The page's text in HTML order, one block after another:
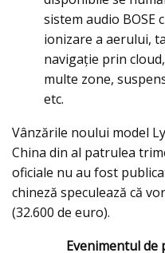
sistem audio BOSE
ionizare a aerului,
navigaţie prin
multe zone,
etc.
Vânzările noului model
China din al patrulea
oficiale nu au fost
chineză speculează că
(32.600 de euro).
Evenimentul de